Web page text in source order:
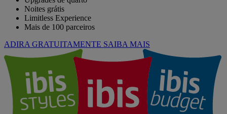
Noites grátis
Limitless Experience
Mais de 100 parceiros
ADIRA GRATUITAMENTE SAIBA MAIS